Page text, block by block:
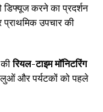
करने का प्रदर्शन
उपचार की
कीरियल-टाइम मॉनिटरिंग
और पर्यटकों को पहले